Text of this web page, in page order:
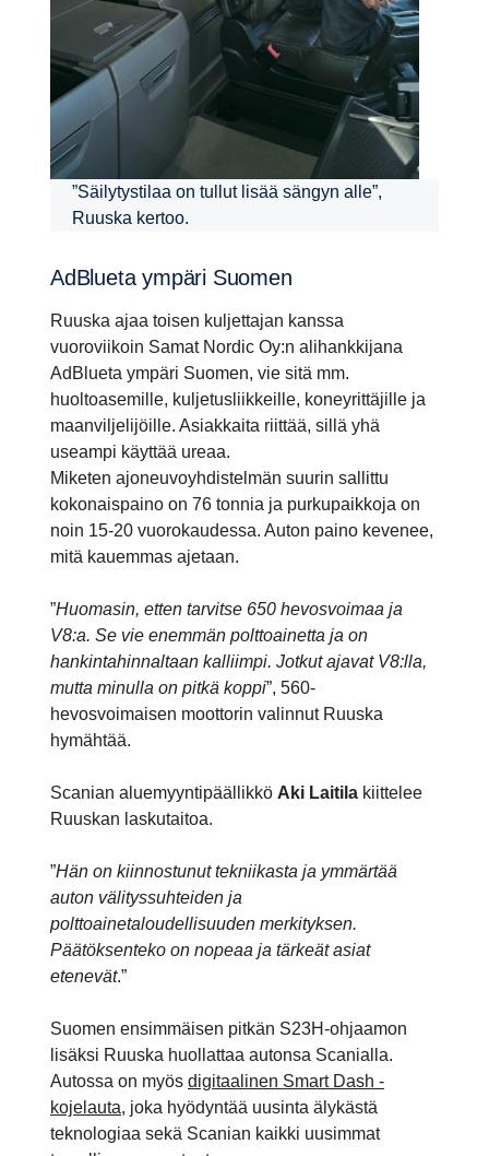
”Säilytystilaa on tullut lisää sängyn alle”,
Ruuska kertoo.
AdBlueta ympäri Suomen
Ruuska ajaa toisen kuljettajan kanssa
vuoroviikoin Samat Nordic Oy:n alihankkijana
AdBlueta ympäri Suomen, vie sitä mm.
huoltoasemille, kuljetusliikkeille, koneyrittäjille ja
maanviljelijöille. Asiakkaita riittää, sillä yhä
useampi käyttää ureaa.
Miketen ajoneuvoyhdistelmän suurin sallittu
kokonaispaino on 76 tonnia ja purkupaikkoja on
noin 15-20 vuorokaudessa. Auton paino kevenee,
mitä kauemmas ajetaan.
”Huomasin, etten tarvitse 650 hevosvoimaa ja
V8:a. Se vie enemmän polttoainetta ja on
hankintahinnaltaan kalliimpi. Jotkut ajavat V8:lla,
mutta minulla on pitkä koppi”, 560-
hevosvoimaisen moottorin valinnut Ruuska
hymähtää.
Scanian aluemyyntipäällikkö Aki Laitila kiittelee
Ruuskan laskutaitoa.
”Hän on kiinnostunut tekniikasta ja ymmärtää
auton välityssuhteiden ja
polttoainetaloudellisuuden merkityksen.
Päätöksenteko on nopeaa ja tärkeät asiat
etenevät.”
Suomen ensimmäisen pitkän S23H-ohjaamon
lisäksi Ruuska huollattaa autonsa Scanialla.
Autossa on myös digitaalinen Smart Dash -
kojelauta, joka hyödyntää uusinta älykästä
teknologiaa sekä Scanian kaikki uusimmat